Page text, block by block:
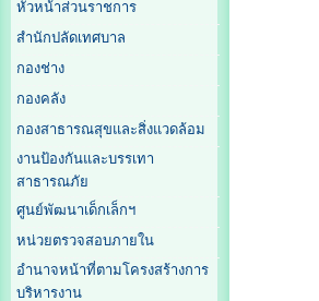
หัวหน้าส่วนราชการ
สำนักปลัดเทศบาล
กองช่าง
กองคลัง
กองสาธารณสุขและสิ่งแวดล้อม
งานป้องกันและบรรเทา
สาธารณภัย
ศูนย์พัฒนาเด็กเล็กฯ
หน่วยตรวจสอบภายใน
อำนาจหน้าที่ตามโครงสร้างการ
บริหารงาน